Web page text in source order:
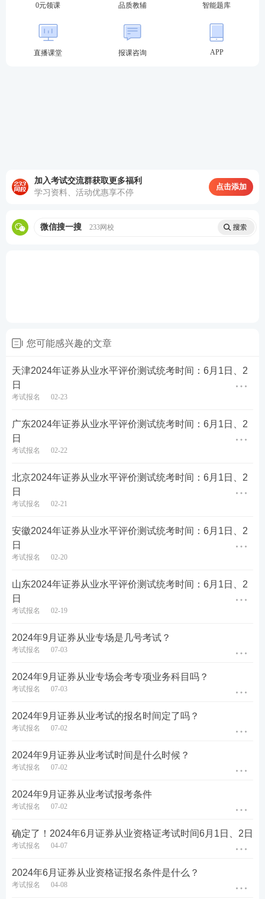
试平台-水平评价测试报名-选择对应报名入口进入。
2024年证券考试报名入口
第四步：填写报名信息，确保信息真实有效，保存进
入下一步。
第五步：没报考的的新考生需上传个人寸照，老考生
无需上传，沿用原来的照片即可。
0元领课 品质教辅 智能题库
直播课堂 报课咨询 APP
加入考试交流群获取更多福利
学习资料、活动优惠享不停
点击添加
微信搜一搜 233网校
您可能感兴趣的文章
天津2024年证券从业水平评价测试统考时间：6月1日、2
日
考试报名 02-23
广东2024年证券从业水平评价测试统考时间：6月1日、2
日
考试报名 02-22
北京2024年证券从业水平评价测试统考时间：6月1日、2
日
考试报名 02-21
安徽2024年证券从业水平评价测试统考时间：6月1日、2
日
考试报名 02-20
山东2024年证券从业水平评价测试统考时间：6月1日、2
日
考试报名 02-19
2024年9月证券从业专场是几号考试？
考试报名 07-03
2024年9月证券从业专场会考专项业务科目吗？
考试报名 07-03
2024年9月证券从业考试的报名时间定了吗？
考试报名 07-02
2024年9月证券从业考试时间是什么时候？
考试报名 07-02
2024年9月证券从业考试报考条件
考试报名 07-02
确定了！2024年6月证券从业资格证考试时间6月1日、2日
考试报名 04-07
2024年6月证券从业资格证报名条件是什么？
考试报名 04-08